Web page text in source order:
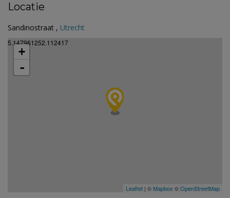
Locatie
Sandinostraat , Utrecht
5.147961252.112417
+
-
Leaflet | © Mapbox ©OpenStreetMap